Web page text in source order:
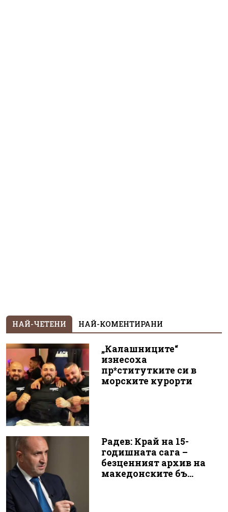
НАЙ-ЧЕТЕНИ НАЙ-КОМЕНТИРАНИ
„Калашниците“
изнесоха
пр*ститутките си в
морските курорти
Радев: Край на 15-
годишната сага –
безценният архив на
македонските бъ...